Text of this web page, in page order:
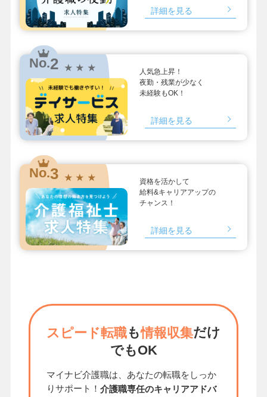
詳細を見る
No.2 ★ ★ ★
人気急上昇！
夜勤・残業が少なく
未経験もOK！
詳細を見る
No.3 ★ ★ ★
資格を活かして
給料&キャリアアップの
チャンス！
詳細を見る
スピード転職も情報収集だけ
でもOK
マイナビ介護職は、あなたの転職をしっか
りサポート！ 介護職専任のキャリアアドバ